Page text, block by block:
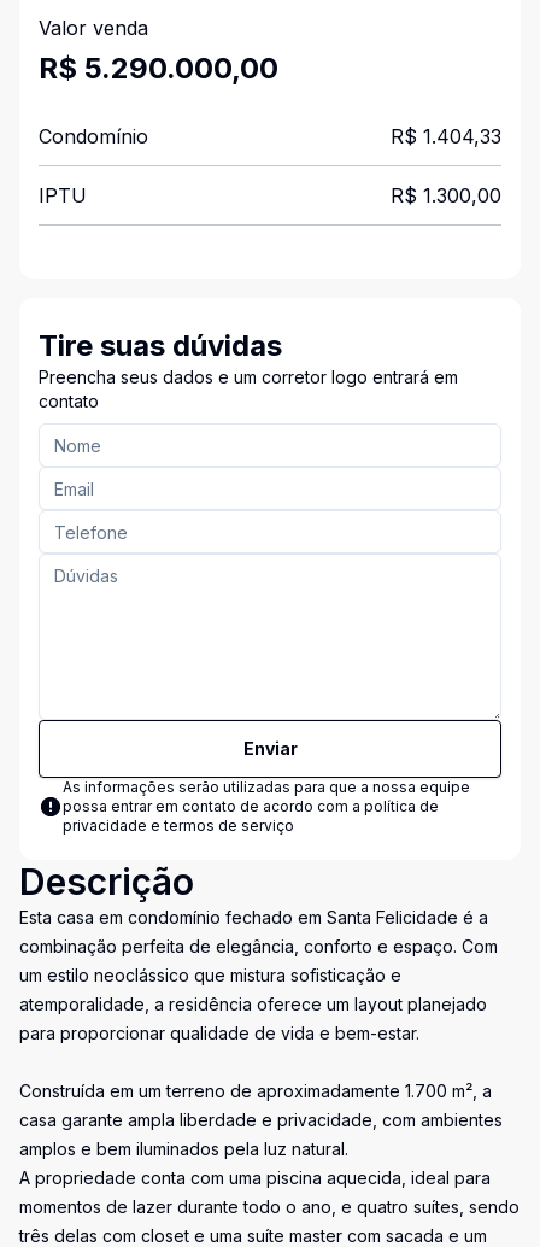
Valor venda
R$ 5.290.000,00
Condomínio R$ 1.404,33
IPTU R$ 1.300,00
Tire suas dúvidas
Preencha seus dados e um corretor logo entrará em
contato
Enviar
As informações serão utilizadas para que a nossa equipe
possa entrar em contato de acordo com a política de
privacidade e termos de serviço
Descrição
Esta casa em condomínio fechado em Santa Felicidade é a
combinação perfeita de elegância, conforto e espaço. Com
um estilo neoclássico que mistura sofisticação e
atemporalidade, a residência oferece um layout planejado
para proporcionar qualidade de vida e bem-estar.
Construída em um terreno de aproximadamente 1.700 m², a
casa garante ampla liberdade e privacidade, com ambientes
amplos e bem iluminados pela luz natural.
A propriedade conta com uma piscina aquecida, ideal para
momentos de lazer durante todo o ano, e quatro suítes, sendo
três delas com closet e uma suíte master com sacada e um